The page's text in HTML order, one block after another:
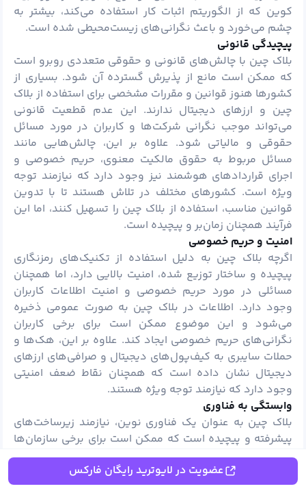
‌کوین که از الگوریتم اثبات کار استفاده می‌کند، بیشتر به
چشم می‌خورد و باعث نگرانی‌های زیست‌محیطی شده است.
پیچیدگی قانونی
بلاک چین با چالش‌های قانونی و حقوقی متعددی روبرو است
که ممکن است مانع از پذیرش گسترده آن شود. بسیاری از
کشورها هنوز قوانین و مقررات مشخصی برای استفاده از بلاک
چین و ارزهای دیجیتال ندارند. این عدم قطعیت قانونی
می‌تواند موجب نگرانی شرکت‌ها و کاربران در مورد مسائل
حقوقی و مالیاتی شود. علاوه بر این، چالش‌هایی مانند
مسائل مربوط به حقوق مالکیت معنوی، حریم خصوصی و
اجرای قراردادهای هوشمند نیز وجود دارد که نیازمند توجه
ویژه است. کشورهای مختلف در تلاش هستند تا با تدوین
قوانین مناسب، استفاده از بلاک چین را تسهیل کنند، اما این
فرآیند همچنان زمان‌بر و پیچیده است.
امنیت و حریم خصوصی
اگرچه بلاک چین به دلیل استفاده از تکنیک‌های رمزنگاری
پیچیده و ساختار توزیع شده، امنیت بالایی دارد، اما همچنان
مسائلی در مورد حریم خصوصی و امنیت اطلاعات کاربران
وجود دارد. اطلاعات در بلاک چین به صورت عمومی ذخیره
می‌شود و این موضوع ممکن است برای برخی کاربران
نگرانی‌های حریم خصوصی ایجاد کند. علاوه بر این، هک‌ها و
حملات سایبری به کیف‌پول‌های دیجیتال و صرافی‌های ارزهای
دیجیتال نشان داده است که همچنان نقاط ضعف امنیتی
وجود دارد که نیازمند توجه ویژه هستند.
وابستگی به فناوری
بلاک چین به عنوان یک فناوری نوین، نیازمند زیرساخت‌های
پیشرفته و پیچیده است که ممکن است برای برخی سازمان‌ها
چالش‌برانگیز باشد. پیاده‌سازی و مدیریت بلاک چین نیازمند
دانش فنی بالا و تخصص در زمینه‌های مختلف مانند رمزنگاری،
شبکه و برنامه‌نویسی است. بسیاری از شرکت‌ها و سازمان‌ها
عضویت در لایوترید رایگان فارکس